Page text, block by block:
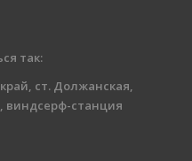
Египет
так:
ст. Должанская,
виндсерф-станция